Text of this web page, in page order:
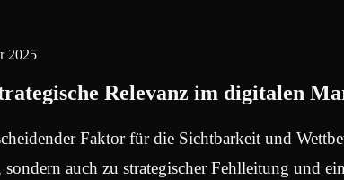
2025
Relevanz im digitalen
Faktor für die Sichtbarkeit und
auch zu strategischer Fehlleitung und